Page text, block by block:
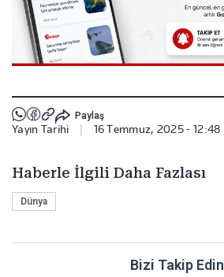
Paylaş
Yayın Tarihi 16 Temmuz, 2025 - 12:48
Haberle İlgili Daha Fazlası
Dünya
Bizi Takip Edin